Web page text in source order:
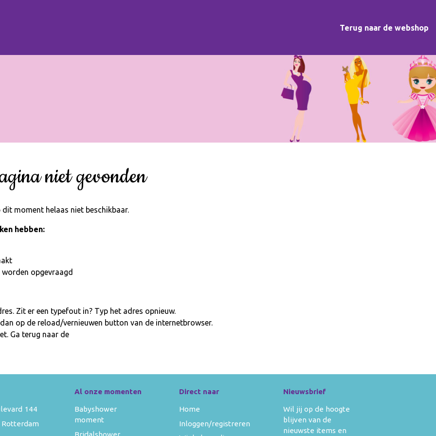
Terug naar de webshop
niet gevonden
moment helaas niet beschikbaar.
hebben:
opgevraagd
Zit er een typefout in? Typ het adres opnieuw.
op de reload/vernieuwen button van de internetbrowser.
Ga terug naar de
144
Al onze momenten
Babyshower
moment
Bridalshower
Direct naar
Home
Inloggen/registreren
Nieuwsbrief
Wil jij op de hoogte
blijven van de
nieuwste items en